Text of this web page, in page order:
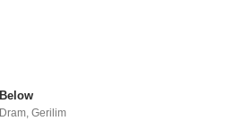
Below
Dram,Gerilim